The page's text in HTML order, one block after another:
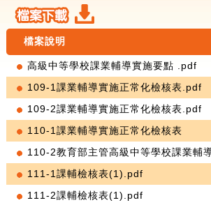
檔案說明
高級中等學校課業輔導實施要點 .pdf
109-1課業輔導實施正常化檢核表.pdf
109-2課業輔導實施正常化檢核表.pdf
110-1課業輔導實施正常化檢核表
110-2教育部主管高級中等學校課業輔
111-1課輔檢核表(1).pdf
111-2課輔檢核表(1).pdf